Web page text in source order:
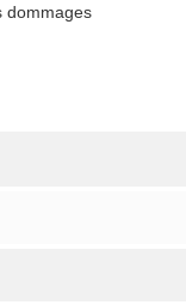
dommages